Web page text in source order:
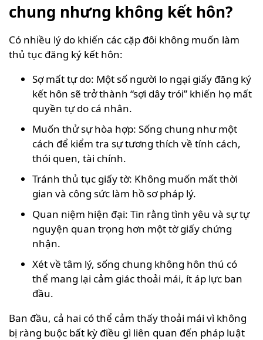
chung nhưng không kết hôn?
Có nhiều lý do khiến các cặp đôi không muốn làm
thủ tục đăng ký kết hôn:
Sợ mất tự do: Một số người lo ngại giấy đăng ký
kết hôn sẽ trở thành “sợi dây trói” khiến họ mất
quyền tự do cá nhân.
Muốn thử sự hòa hợp: Sống chung như một
cách để kiểm tra sự tương thích về tính cách,
thói quen, tài chính.
Tránh thủ tục giấy tờ: Không muốn mất thời
gian và công sức làm hồ sơ pháp lý.
Quan niệm hiện đại: Tin rằng tình yêu và sự tự
nguyện quan trọng hơn một tờ giấy chứng
nhận.
Xét về tâm lý, sống chung không hôn thú có
thể mang lại cảm giác thoải mái, ít áp lực ban
đầu.
Ban đầu, cả hai có thể cảm thấy thoải mái vì không
bị ràng buộc bất kỳ điều gì liên quan đến pháp luật